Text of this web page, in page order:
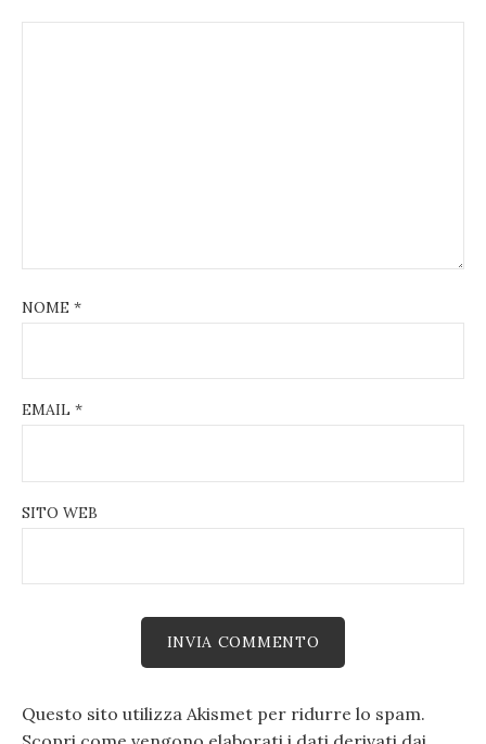
NOME *
EMAIL *
SITO WEB
Questo sito utilizza Akismet per ridurre lo spam.